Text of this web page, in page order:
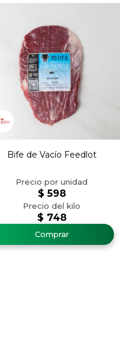
Bife de Vacío Feedlot
$ 748
$ 598